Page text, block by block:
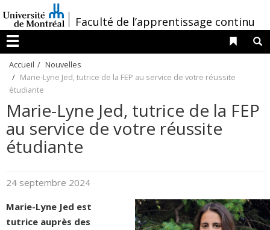
au
contenu
/Faculté de l’apprentissage continu
Menu
Liens
Accueil
Nouvelles
Marie-Lyne Jed, tutrice de la FEP au service de votre réussite
étudiante
Marie-Lyne Jed, tutrice de la FEP
au service de votre réussite
étudiante
24 septembre 2024
Marie-Lyne Jed est
tutrice auprès des